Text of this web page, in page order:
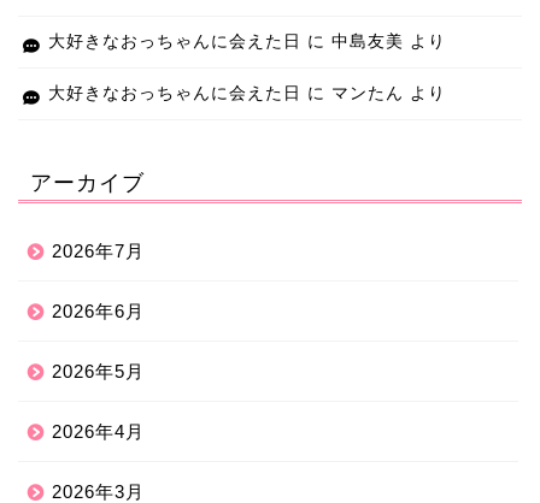
大好きなおっちゃんに会えた日 に 中島友美 より
大好きなおっちゃんに会えた日 に マンたん より
アーカイブ
2026年7月
2026年6月
2026年5月
2026年4月
2026年3月